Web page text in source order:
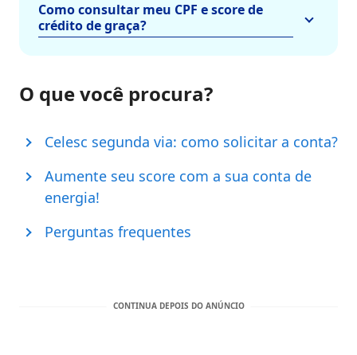
Como consultar meu CPF e score de
crédito de graça?
O que você procura?
Celesc segunda via: como solicitar a conta?
Aumente seu score com a sua conta de
energia!
Perguntas frequentes